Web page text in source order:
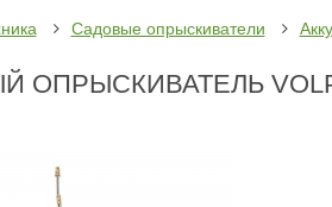
Садовые опрыскиватели
VOLPI